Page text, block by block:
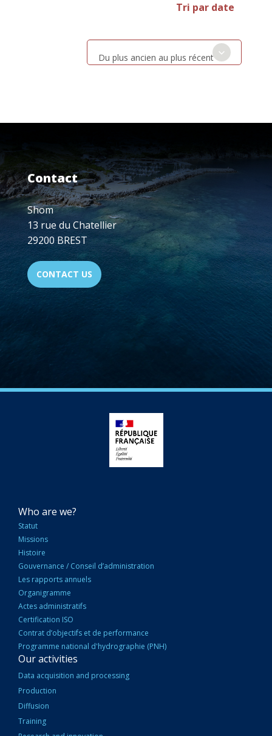
Tri par date
Du plus ancien au plus récent
Contact
Shom
13 rue du Chatellier
29200 BREST
CONTACT US
NAVIGATION
PRINCIPALE
Who are we?
Statut
Missions
Histoire
Gouvernance / Conseil d’administration
Les rapports annuels
Organigramme
Actes administratifs
Certification ISO
Contrat d’objectifs et de performance
Programme national d'hydrographie (PNH)
Our activities
Data acquisition and processing
Production
Diffusion
Training